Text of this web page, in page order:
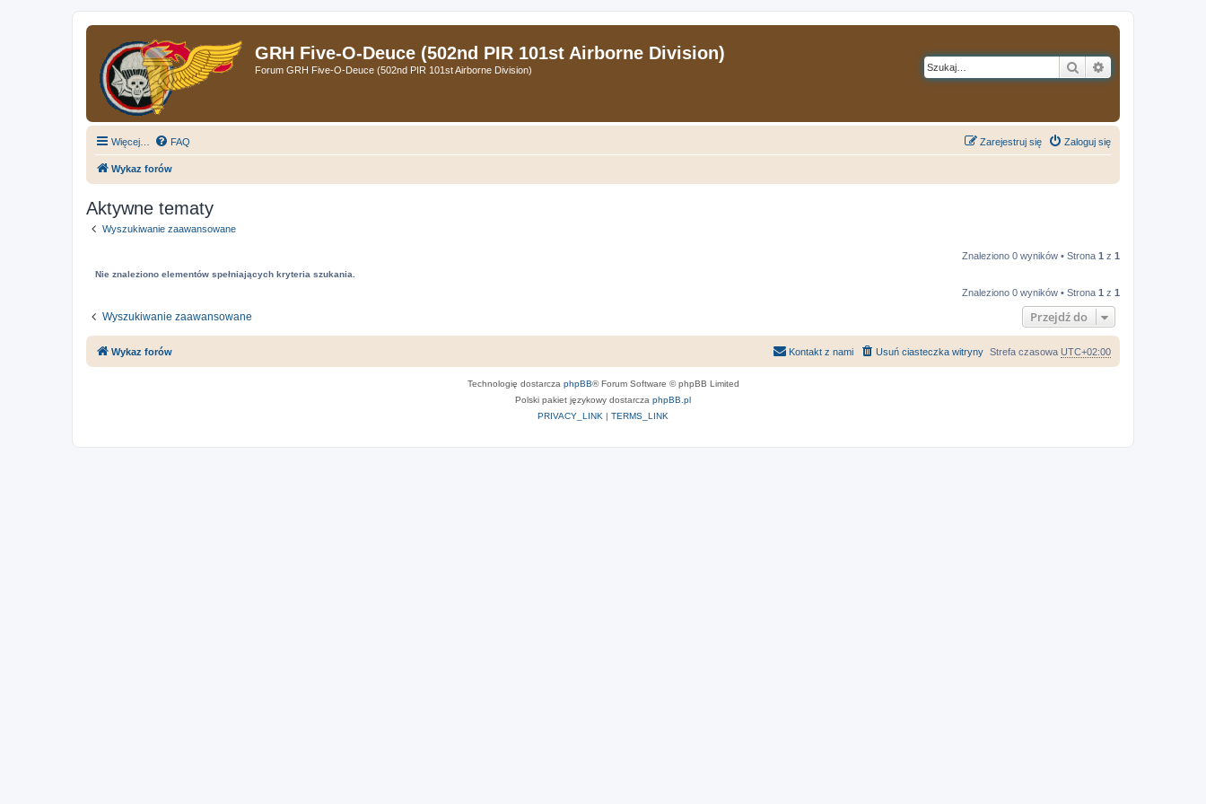
GRH Five-O-Deuce (502nd PIR 101st Airborne Division)
Forum GRH Five-O-Deuce (502nd PIR 101st Airborne Division) Szukaj
Więcej… FAQ Zaloguj się
Zarejestruj się
Wykaz forów
Aktywne tematy
Wyszukiwanie zaawansowane
Znaleziono 0 wyników • Strona 1 z 1
Nie znaleziono elementów spełniających kryteria szukania.
Znaleziono 0 wyników • Strona 1 z 1
Wyszukiwanie zaawansowane Przejdź do
Wykaz forów Strefa czasowa UTC+02:00
Usuń ciasteczka witryny
Kontakt z nami
Technologię dostarcza phpBB® Forum Software © phpBB Limited
Polski pakiet językowy dostarcza phpBB.pl
PRIVACY_LINK | TERMS_LINK